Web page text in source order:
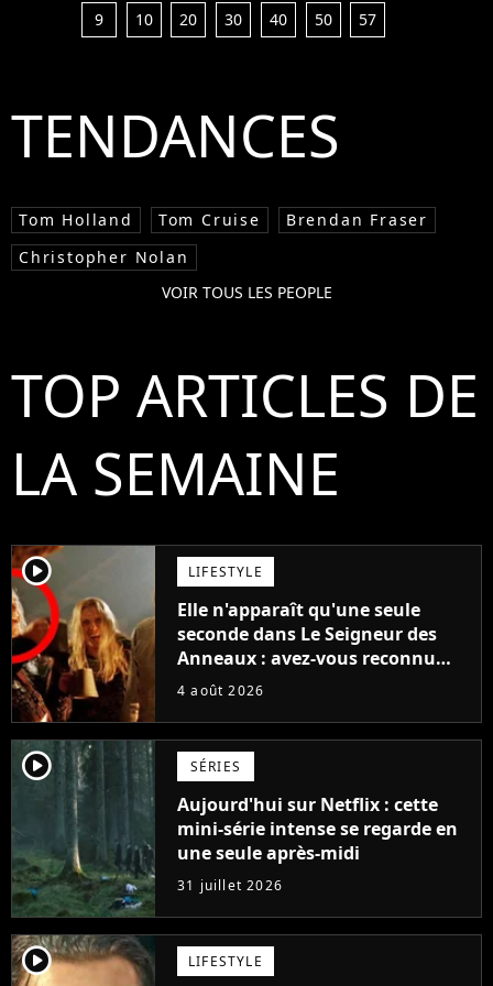
9
10 20 30 40 50 57
TENDANCES
Tom Holland Tom Cruise
Brendan Fraser
Christopher Nolan
VOIR TOUS LES PEOPLE
TOP ARTICLES DE
LA SEMAINE
player2 LIFESTYLE
Elle n'apparaît qu'une seule
seconde dans Le Seigneur des
Anneaux : avez-vous reconnu
cette légende du cinéma dans la
4 août 2026
player2 SÉRIES
Aujourd'hui sur Netflix : cette
mini-série intense se regarde en
une seule après-midi
31 juillet 2026
player2 LIFESTYLE